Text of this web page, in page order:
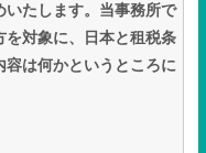
いたします。当事務所で
を対象に、日本と租税条
は何かというところに